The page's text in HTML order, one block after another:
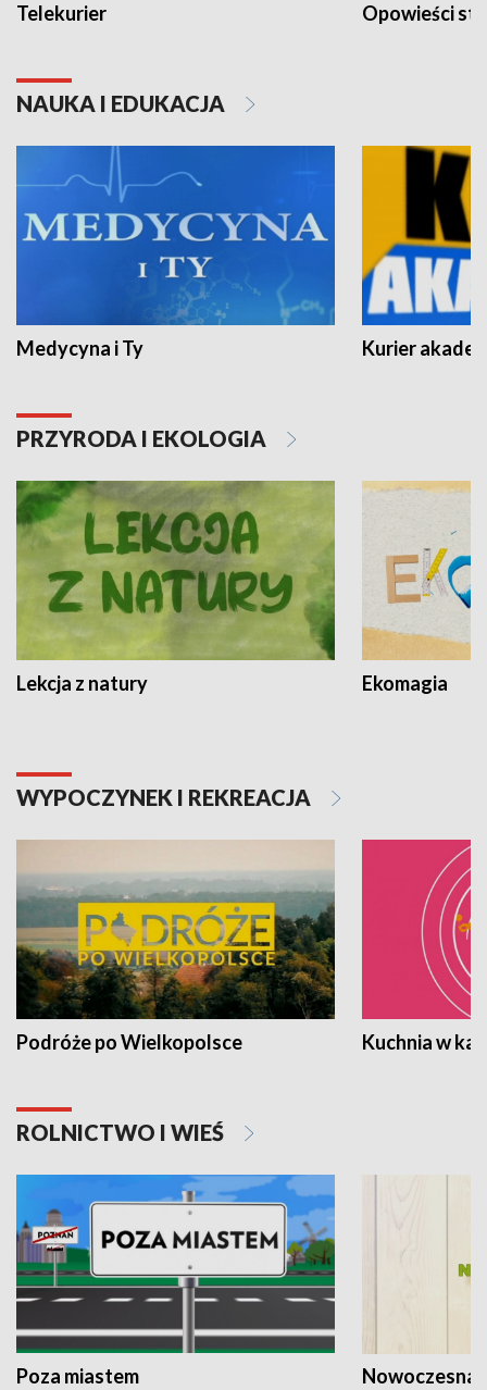
Telekurier Opowieści
NAUKA I EDUKACJA
Medycyna i Ty Kurier
PRZYRODA I EKOLOGIA
Lekcja z natury Ekomagia
WYPOCZYNEK I REKREACJA
Podróże po Wielkopolsce Kuchnia w
ROLNICTWO I WIEŚ
Poza miastem Nowoczesna